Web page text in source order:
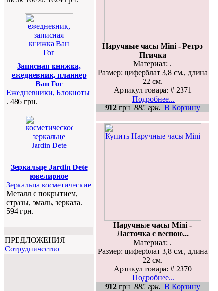
Записная книжка,
ежедневник, планнер
Ван Гог
Ежедневники, Блокноты
. 486 грн.
Зеркальце Jardin Dete
ювелирное
Зеркальца косметические
Металл с покрытием,
стразы, эмаль, зеркала.
594 грн.
ПРЕДЛОЖЕНИЯ
Cотрудничество
Наручные часы Mini - Ретро
Птички
Материал: .
Размер: циферблат 3,8 см., длина
22 см.
Артикул товара: # 2371
Подробнее...
912 грн 885 грн. В Корзину
Наручные часы Mini -
Ласточка с весною...
Материал: .
Размер: циферблат 3,8 см., длина
22 см.
Артикул товара: # 2370
Подробнее...
912 грн 885 грн. В Корзину